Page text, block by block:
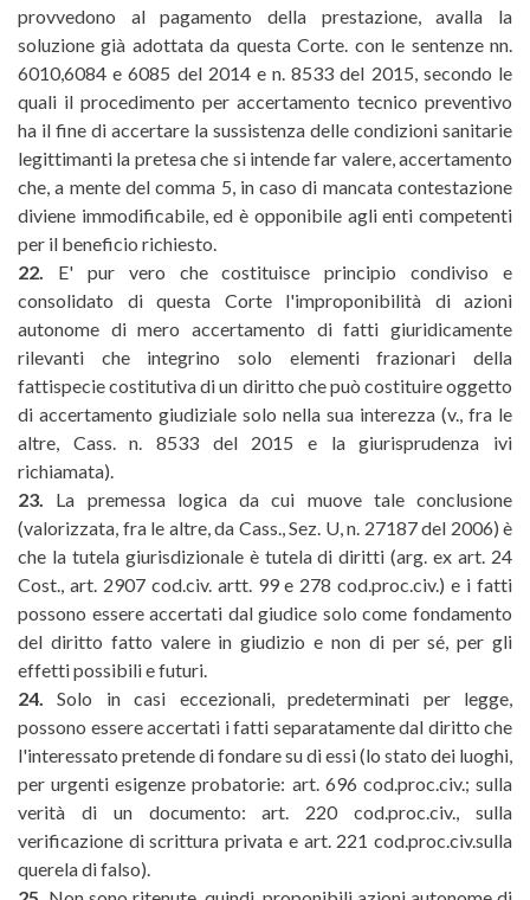
provvedono al pagamento della prestazione, avalla la
soluzione già adottata da questa Corte. con le sentenze nn.
6010,6084 e 6085 del 2014 e n. 8533 del 2015, secondo le
quali il procedimento per accertamento tecnico preventivo
ha il fine di accertare la sussistenza delle condizioni sanitarie
legittimanti la pretesa che si intende far valere, accertamento
che, a mente del comma 5, in caso di mancata contestazione
diviene immodificabile, ed è opponibile agli enti competenti
per il beneficio richiesto.
22. E' pur vero che costituisce principio condiviso e
consolidato di questa Corte l'improponibilità di azioni
autonome di mero accertamento di fatti giuridicamente
rilevanti che integrino solo elementi frazionari della
fattispecie costitutiva di un diritto che può costituire oggetto
di accertamento giudiziale solo nella sua interezza (v., fra le
altre, Cass. n. 8533 del 2015 e la giurisprudenza ivi
richiamata).
23. La premessa logica da cui muove tale conclusione
(valorizzata, fra le altre, da Cass., Sez. U, n. 27187 del 2006) è
che la tutela giurisdizionale è tutela di diritti (arg. ex art. 24
Cost., art. 2907 cod.civ. artt. 99 e 278 cod.proc.civ.) e i fatti
possono essere accertati dal giudice solo come fondamento
del diritto fatto valere in giudizio e non di per sé, per gli
effetti possibili e futuri.
24. Solo in casi eccezionali, predeterminati per legge,
possono essere accertati i fatti separatamente dal diritto che
l'interessato pretende di fondare su di essi (lo stato dei luoghi,
per urgenti esigenze probatorie: art. 696 cod.proc.civ.; sulla
verità di un documento: art. 220 cod.proc.civ., sulla
verificazione di scrittura privata e art. 221 cod.proc.civ.sulla
querela di falso).